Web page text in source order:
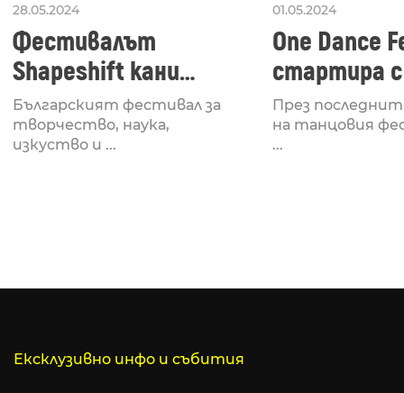
28.05.2024
Фестивалът
Shapeshift кани
Fabrizio Mammarella
за откриването си
Българският фестивал за
творчество, наука,
изкуство и ...
01.05.2024
One Dance
стартира
Lucid,
рейв
През
на танцовия
...
Ексклузивно инфо и събития